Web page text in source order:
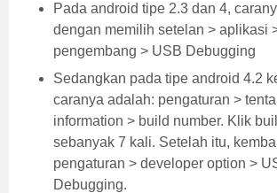
Pada android tipe 2.3 dan 4,
dengan memilih setelan > aplikasi
pengembang > USB Debugging
Sedangkan pada tipe android 4.2
caranya adalah: pengaturan >
information > build number. Klik
sebanyak 7 kali. Setelah itu,
pengaturan > developer option >
Debugging.